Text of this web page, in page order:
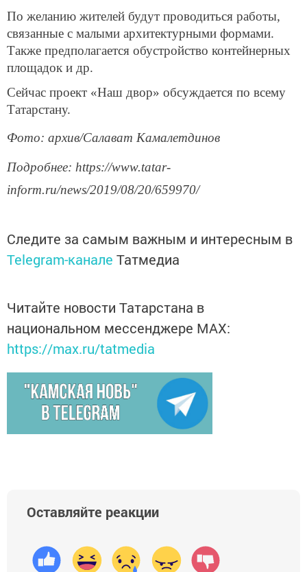
По желанию жителей будут проводиться работы,
связанные с малыми архитектурными формами.
Также предполагается обустройство контейнерных
площадок и др.
Сейчас проект «Наш двор» обсуждается по всему
Татарстану.
Фото: архив/Салават Камалетдинов
Подробнее: https://www.tatar-
inform.ru/news/2019/08/20/659970/
Следите за самым важным и интересным в
Telegram-канале Татмедиа
Читайте новости Татарстана в
национальном мессенджере MАХ:
https://max.ru/tatmedia
Оставляйте реакции